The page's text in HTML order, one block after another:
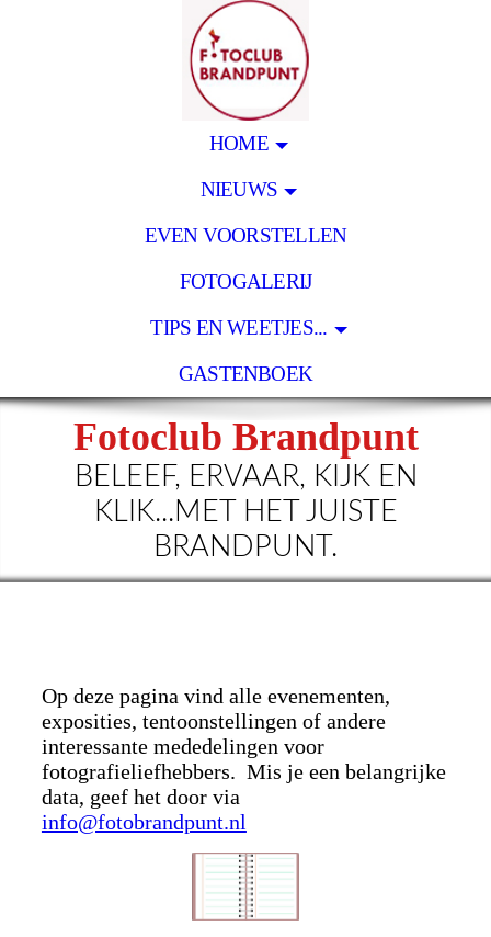
HOME
NIEUWS
EVEN VOORSTELLEN
FOTOGALERIJ
TIPS EN WEETJES...
GASTENBOEK
Fotoclub Brandpunt
BELEEF, ERVAAR, KIJK EN
KLIK...MET HET JUISTE
BRANDPUNT.
Op deze pagina vind alle evenementen,
exposities, tentoonstellingen of andere
interessante mededelingen voor
fotografieliefhebbers. Mis je een belangrijke
data, geef het door via
info@fotobrandpunt.nl